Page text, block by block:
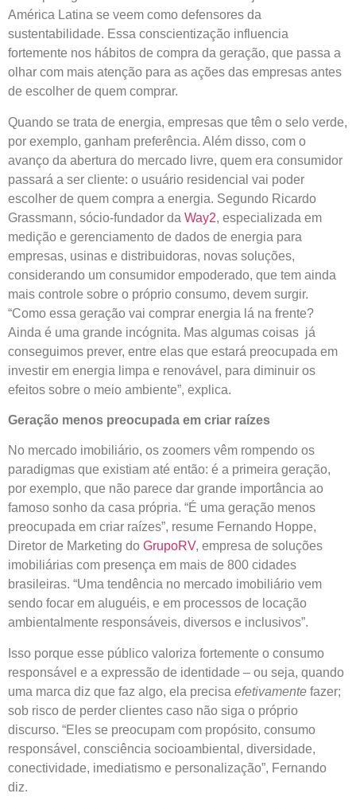
América Latina se veem como defensores da
sustentabilidade. Essa conscientização influencia
fortemente nos hábitos de compra da geração, que passa a
olhar com mais atenção para as ações das empresas antes
de escolher de quem comprar.
Quando se trata de energia, empresas que têm o selo verde,
por exemplo, ganham preferência. Além disso, com o
avanço da abertura do mercado livre, quem era consumidor
passará a ser cliente: o usuário residencial vai poder
escolher de quem compra a energia. Segundo Ricardo
Grassmann, sócio-fundador da Way2, especializada em
medição e gerenciamento de dados de energia para
empresas, usinas e distribuidoras, novas soluções,
considerando um consumidor empoderado, que tem ainda
mais controle sobre o próprio consumo, devem surgir.
“Como essa geração vai comprar energia lá na frente?
Ainda é uma grande incógnita. Mas algumas coisas já
conseguimos prever, entre elas que estará preocupada em
investir em energia limpa e renovável, para diminuir os
efeitos sobre o meio ambiente”, explica.
Geração menos preocupada em criar raízes
No mercado imobiliário, os zoomers vêm rompendo os
paradigmas que existiam até então: é a primeira geração,
por exemplo, que não parece dar grande importância ao
famoso sonho da casa própria. “É uma geração menos
preocupada em criar raízes”, resume Fernando Hoppe,
Diretor de Marketing do GrupoRV, empresa de soluções
imobiliárias com presença em mais de 800 cidades
brasileiras. “Uma tendência no mercado imobiliário vem
sendo focar em aluguéis, e em processos de locação
ambientalmente responsáveis, diversos e inclusivos”.
Isso porque esse público valoriza fortemente o consumo
responsável e a expressão de identidade – ou seja, quando
uma marca diz que faz algo, ela precisa efetivamente fazer;
sob risco de perder clientes caso não siga o próprio
discurso. “Eles se preocupam com propósito, consumo
responsável, consciência socioambiental, diversidade,
conectividade, imediatismo e personalização”, Fernando
diz.